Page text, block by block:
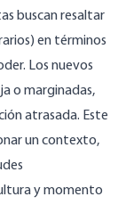
buscan resaltar
en términos
Los nuevos
o marginadas,
atrasada. Este
un contexto,
y momento